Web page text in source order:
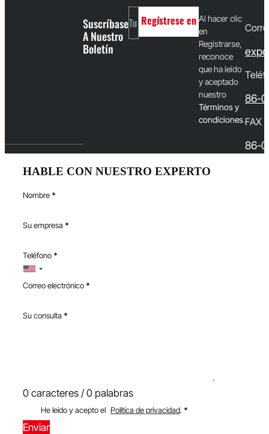
Suscríbase
A Nuestro
Boletín
Regístrese en Al hacer clic
en
Registrarse,
reconoce
que ha leído
y aceptado
nuestro
Términos y
condiciones.
86-
FAX
86-
HABLE CON NUESTRO EXPERTO
Nombre *
Su empresa *
Teléfono *
Correo electrónico *
Su consulta *
0 caracteres / 0 palabras
He leído y acepto el Política de privacidad. *
Enviar